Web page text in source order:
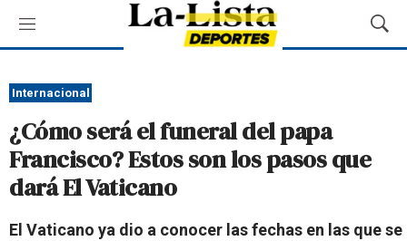
M
e
ú
M
o
q
Internacional
¿Cómo será el funeral del papa
Francisco? Estos son los pasos que
dará El Vaticano
El Vaticano ya dio a conocer las fechas en las que se